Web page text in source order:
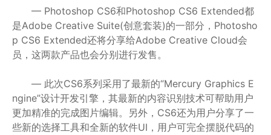
— Photoshop CS6和Photoshop CS6 Extended都
是Adobe Creative Suite(创意套装)的一部分，Photosho
p CS6 Extended还将分享给Adobe Creative Cloud会
员，这两款产品也会分别进行发售。
— 此次CS6系列采用了最新的“Mercury Graphics E
ngine”设计开发引擎，其最新的内容识别技术可帮助用户
更加精准的完成图片编辑。另外，CS6还为用户分享了一
些新的选择工具和全新的软件UI，用户可完全摆脱代码的